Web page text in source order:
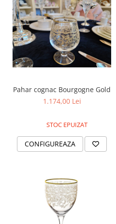
Pahar cognac Bourgogne Gold
1.174,00 Lei
STOC EPUIZAT
CONFIGUREAZA